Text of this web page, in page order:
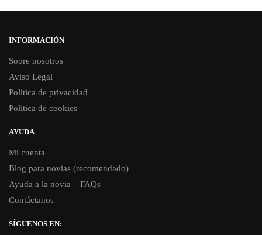
INFORMACIÓN
Sobre nosotros
Aviso Legal
Política de privacidad
Política de cookies
AYUDA
Mi cuenta
Blog para novias (recomendado)
Ayuda a la novia – FAQs
Contáctanos
SÍGUENOS EN: